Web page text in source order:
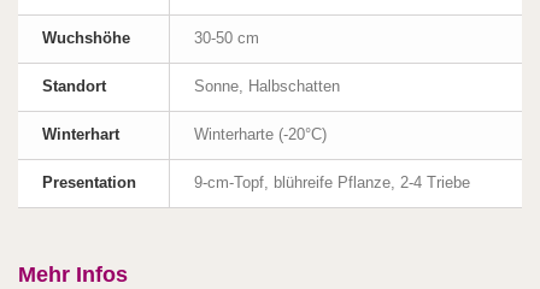
Wuchshöhe 30-50 cm
Standort Sonne, Halbschatten
Winterhart Winterharte (-20°C)
Presentation 9-cm-Topf, blühreife Pflanze, 2-4 Triebe
Mehr Infos